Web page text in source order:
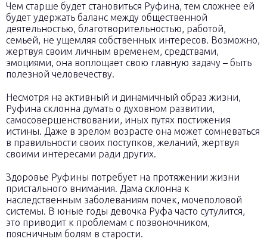
Чем старше будет становиться Руфина, тем сложнее ей
будет удержать баланс между общественной
деятельностью, благотворительностью, работой,
семьей, не ущемляя собственных интересов. Возможно,
жертвуя своим личным временем, средствами,
эмоциями, она воплощает свою главную задачу – быть
полезной человечеству.
Несмотря на активный и динамичный образ жизни,
Руфина склонна думать о духовном развитии,
самосовершенствовании, иных путях постижения
истины. Даже в зрелом возрасте она может сомневаться
в правильности своих поступков, желаний, жертвуя
своими интересами ради других.
Здоровье Руфины потребует на протяжении жизни
пристального внимания. Дама склонна к
наследственным заболеваниям почек, мочеполовой
системы. В юные годы девочка Руфа часто сутулится,
это приводит к проблемам с позвоночником,
поясничным болям в старости.